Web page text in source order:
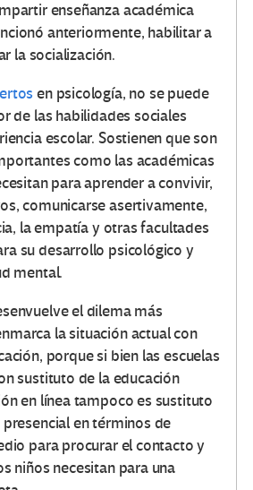
enseñanza académica
anteriormente, habilitar a
la socialización.
en psicología, no se puede
de las habilidades sociales
escolar. Sostienen que son
como las académicas
para aprender a convivir,
comunicarse asertivamente,
la empatía y otras facultades
su desarrollo psicológico y
mental.
el dilema más
la situación actual con
porque si bien las escuelas
sustituto de la educación
en línea tampoco es sustituto
en términos de
para procurar el contacto y
niños necesitan para una